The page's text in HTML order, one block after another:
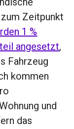
Zeitpunkt
1 %
angesetzt,
Fahrzeug
kommen
und
das